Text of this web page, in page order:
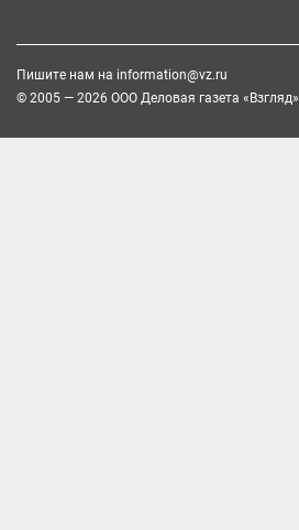
Пишите нам на information@vz.ru
© 2005 — 2026 ООО Деловая газета «Взгляд»